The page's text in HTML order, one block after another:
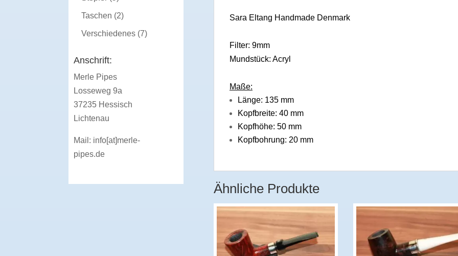
Sara Eltang Handmade Denmark
Filter: 9mm
Mundstück: Acryl
Maße:
Länge: 135 mm
Kopfbreite: 40 mm
Kopfhöhe: 50 mm
Kopfbohrung: 20 mm
Ähnliche Produkte
Produkte
Taschen 22
Produkte
Verschiedenes 77
Anschrift:
Merle Pipes
Losseweg 9a
37235 Hessisch
Lichtenau
Mail: info[at]merle-
pipes.de